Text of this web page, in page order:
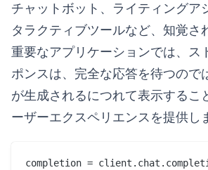
チャットボット、ライティングア
タラクティブツールなど、知覚さ
重要なアプリケーションでは、ス
ポンスは、完全な応答を待つので
が生成されるにつれて表示するこ
ーザーエクスペリエンスを提供し
completion =